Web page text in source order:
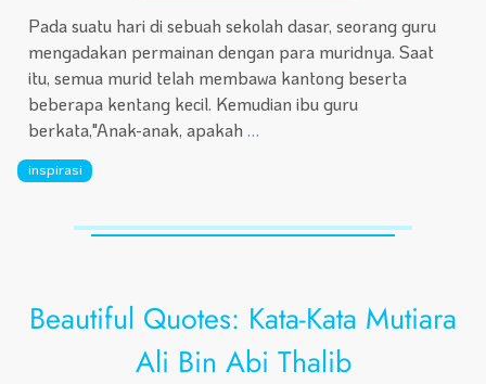
Pada suatu hari di sebuah sekolah dasar, seorang guru
mengadakan permainan dengan para muridnya. Saat
itu, semua murid telah membawa kantong beserta
beberapa kentang kecil. Kemudian ibu guru
berkata,"Anak-anak, apakah …
inspirasi
Beautiful Quotes: Kata-Kata Mutiara
Ali Bin Abi Thalib